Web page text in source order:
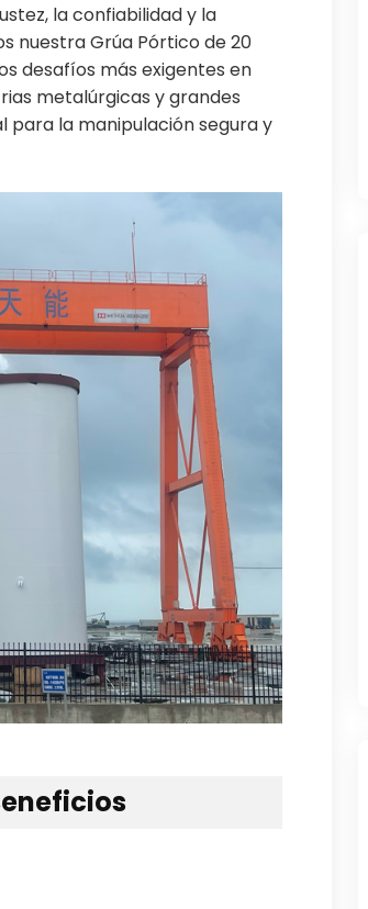
la confiabilidad y la
nuestra Grúa Pórtico de 20
desafíos más exigentes en
metalúrgicas y grandes
para la manipulación segura y